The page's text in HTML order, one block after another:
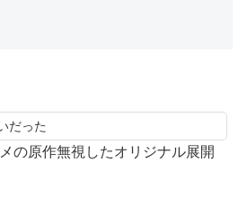
だった
の原作無視したオリジナル展開